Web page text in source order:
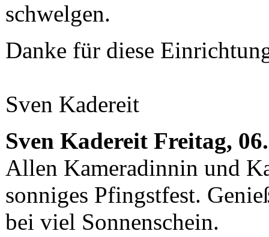
schwelgen.
Danke für diese
Sven Kadereit
Sven Kadereit Freitag,
Allen Kameradinnin und
sonniges Pfingstfest.
bei viel Sonnenschein.